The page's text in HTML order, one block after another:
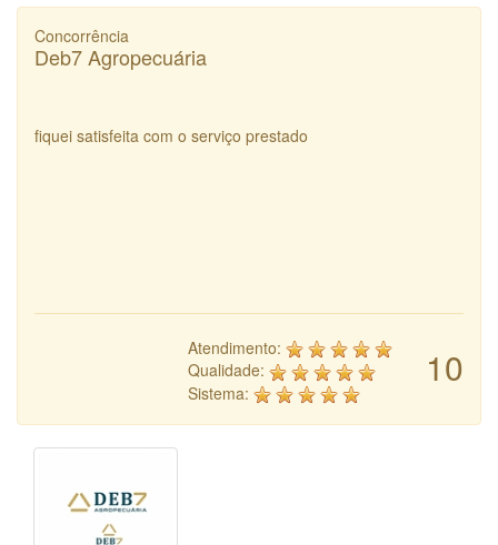
Concorrência
Deb7 Agropecuária
fiquei satisfeita com o serviço prestado
10
Atendimento:
Qualidade:
Sistema: